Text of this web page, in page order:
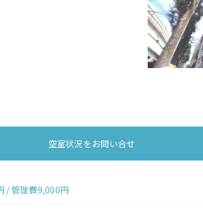
空室状況をお問い合せ
/ 管理費9,000円